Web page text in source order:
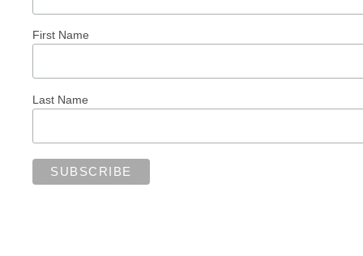
First Name
Last Name